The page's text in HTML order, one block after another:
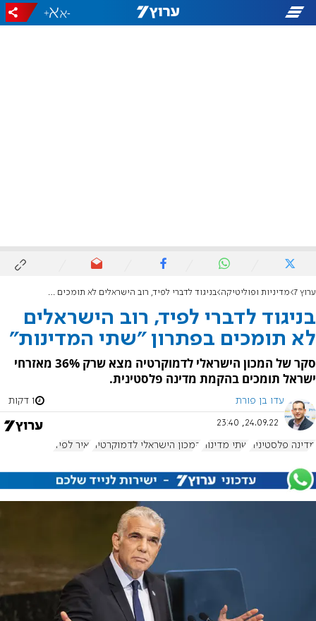
-
+
ערוץ 7 מדיניות ופוליטיקה בניגוד לדברי לפיד, רוב הישראלים לא תומכים בפתרון "שתי המדינות"
בניגוד לדברי לפיד, רוב הישראלים
לא תומכים בפתרון "שתי המדינות"
סקר של המכון הישראלי לדמוקרטיה מצא שרק 36% מאזרחי
ישראל תומכים בהקמת מדינה פלסטינית.
עדו בן פורת 1 דקות
24.09.22, 23:40
מדינה פלסטינית שתי מדינות המכון הישראלי לדמוקרטיה יאיר לפיד